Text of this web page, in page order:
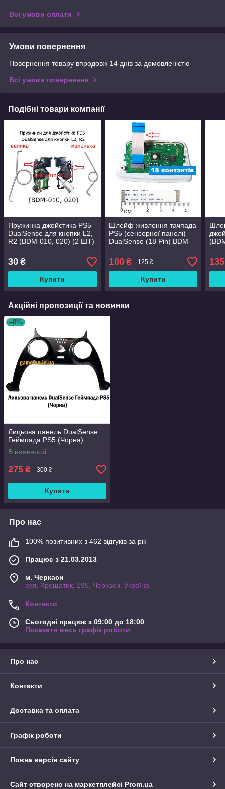
Всі умови оплати
Умови повернення
Повернення товару впродовж 14 днів за домовленістю
Всі умови повернення
Подібні товари компанії
Пружинка джойстика PS5
DualSense для кнопки L2,
R2 (BDM-010, 020) (2 ШТ)
30 ₴
Купити
Шлейф живлення тачпада
PS5 (сенсорної панелі)
DualSense (18 Pin) BDM-
100₴ 125 ₴
Купити
135
Акційні пропозиції та новинки
–8%
Лицьова панель DualSense
Геймпада PS5 (Чорна)
В наявності
275 ₴ 300 ₴
Купити
Про нас
100% позитивних з 462 відгуків за рік
Працює з 21.03.2013
м. Черкаси
вул. Хрещатик, 195, Черкаси, Україна
Контакти
Сьогодні працює з 09:00 до 18:00
Показати весь графік роботи
Про нас
Контакти
Доставка та оплата
Графік роботи
Повна версія сайту
Сайт створено на маркетплейсі Prom.ua